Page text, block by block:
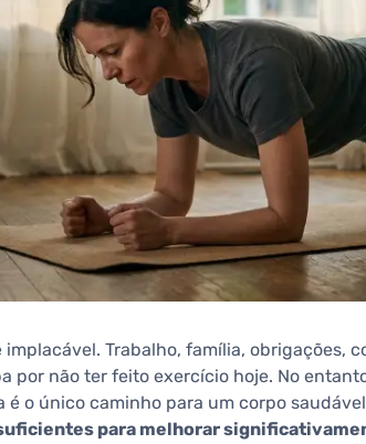
Trabalho, família, obrigações,
por não ter feito exercício hoje. No
é o único caminho para um corpo
para melhorar